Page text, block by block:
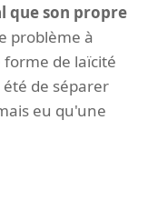
que son propre
problème à
forme de laïcité
de séparer
eu qu'une